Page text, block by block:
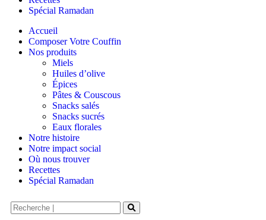
Spécial Ramadan
Accueil
Composer Votre Couffin
Nos produits
Miels
Huiles d’olive
Épices
Pâtes & Couscous
Snacks salés
Snacks sucrés
Eaux florales
Notre histoire
Notre impact social
Où nous trouver
Recettes
Spécial Ramadan